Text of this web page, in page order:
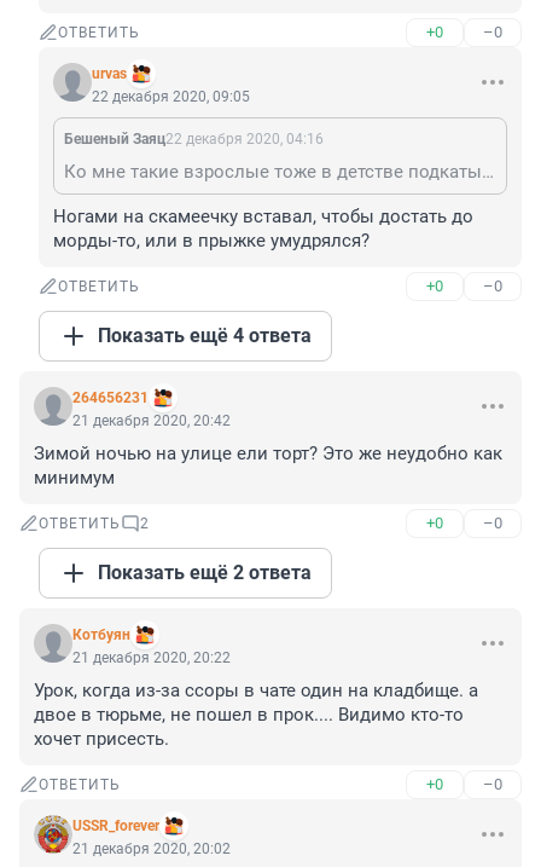
ОТВЕТИТЬ +0 –0
urvas
22 декабря 2020, 09:05
Бешеный Заяц22 декабря 2020, 04:16
Ко мне такие взрослые тоже в детстве подкатывали, за то что я курил на скамейке в парке, только я был разкий мальчик и бил их по морде
Ногами на скамеечку вставал, чтобы достать до
морды-то, или в прыжке умудрялся?
ОТВЕТИТЬ +0 –0
Показать ещё 4 ответа
264656231
21 декабря 2020, 20:42
Зимой ночью на улице ели торт? Это же неудобно как
минимум
ОТВЕТИТЬ 2 +0 –0
Показать ещё 2 ответа
Котбуян
21 декабря 2020, 20:22
Урок, когда из-за ссоры в чате один на кладбище. а
двое в тюрьме, не пошел в прок.... Видимо кто-то
хочет присесть.
ОТВЕТИТЬ +0 –0
USSR_forever
21 декабря 2020, 20:02